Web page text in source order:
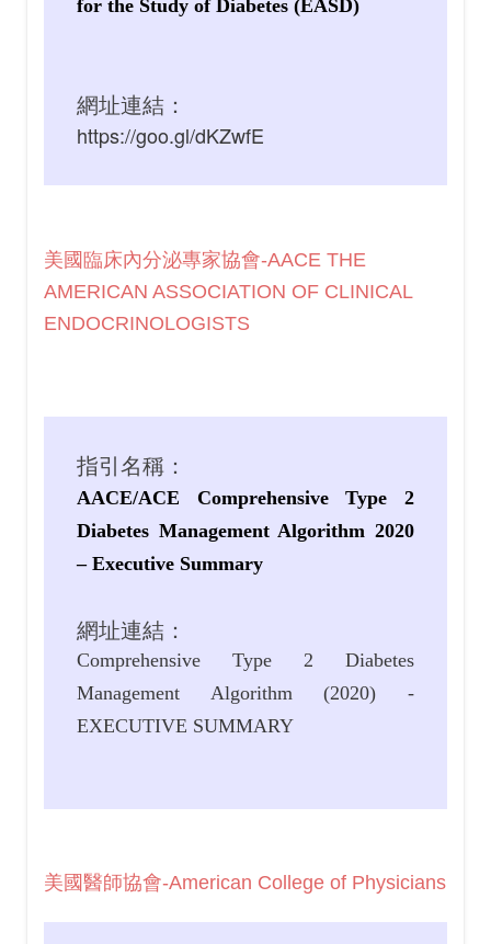
for the Study of Diabetes (EASD)
網址連結：
https://goo.gl/dKZwfE
美國臨床內分泌專家協會-AACE THE
AMERICAN ASSOCIATION OF CLINICAL
ENDOCRINOLOGISTS
指引名稱：
AACE/ACE Comprehensive Type 2
Diabetes Management Algorithm 2020
– Executive Summary
網址連結：
Comprehensive Type 2 Diabetes
Management Algorithm (2020) -
EXECUTIVE SUMMARY
美國醫師協會-American College of Physicians